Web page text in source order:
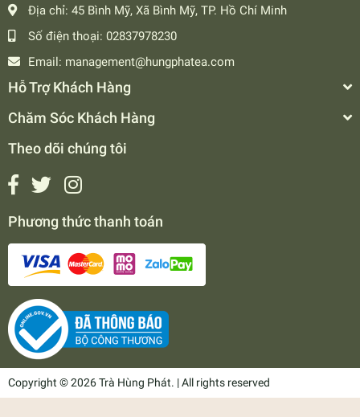
Địa chỉ: 45 Bình Mỹ, Xã Bình Mỹ, TP. Hồ Chí Minh
Số điện thoại: 02837978230
Email: management@hungphatea.com
Hỗ Trợ Khách Hàng
Chăm Sóc Khách Hàng
Theo dõi chúng tôi
Phương thức thanh toán
Copyright © 2026 Trà Hùng Phát. | All rights reserved